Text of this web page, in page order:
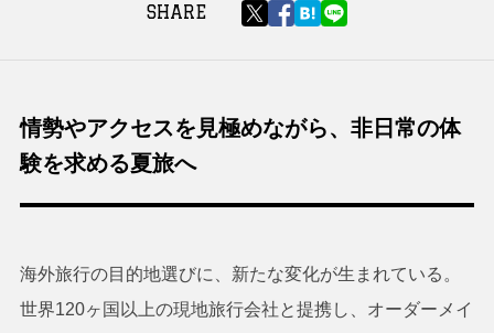
SHARE
情勢やアクセスを見極めながら、非日常の体
験を求める夏旅へ
海外旅行の目的地選びに、新たな変化が生まれている。
世界120ヶ国以上の現地旅行会社と提携し、オーダーメイ